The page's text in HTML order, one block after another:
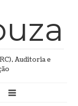
Auditoria e